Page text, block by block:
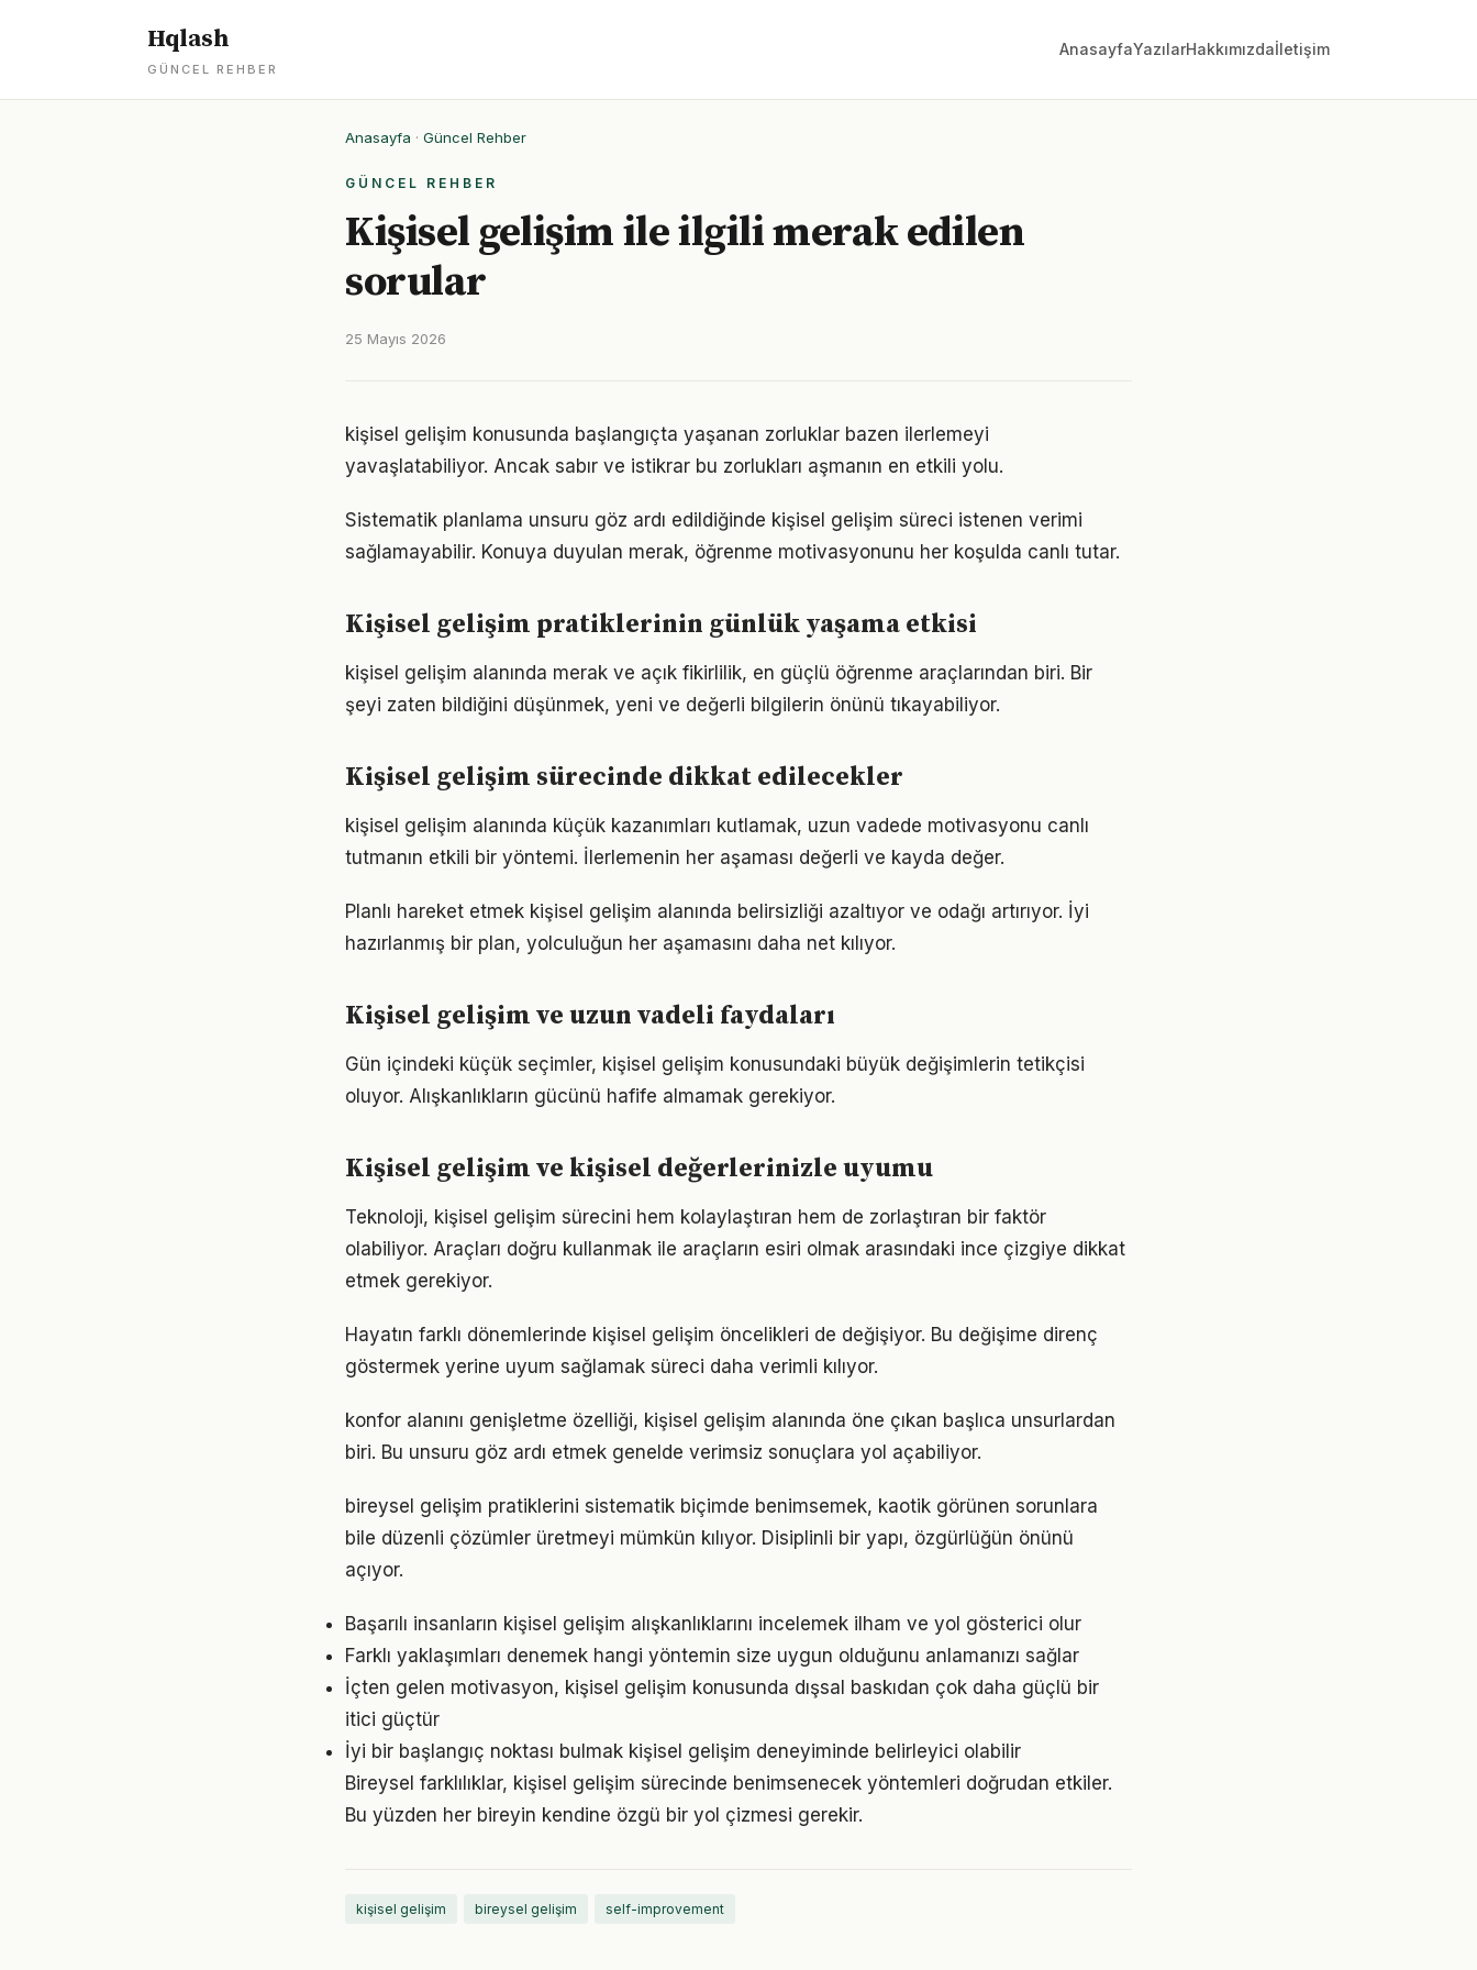
Hqlash
GÜNCEL REHBER
AnasayfaYazılarHakkımızdaİletişim
Anasayfa · Güncel Rehber
GÜNCEL REHBER
Kişisel gelişim ile ilgili merak edilen
sorular
25 Mayıs 2026
kişisel gelişim konusunda başlangıçta yaşanan zorluklar bazen ilerlemeyi
yavaşlatabiliyor. Ancak sabır ve istikrar bu zorlukları aşmanın en etkili yolu.
Sistematik planlama unsuru göz ardı edildiğinde kişisel gelişim süreci istenen verimi
sağlamayabilir. Konuya duyulan merak, öğrenme motivasyonunu her koşulda canlı tutar.
Kişisel gelişim pratiklerinin günlük yaşama etkisi
kişisel gelişim alanında merak ve açık fikirlilik, en güçlü öğrenme araçlarından biri. Bir
şeyi zaten bildiğini düşünmek, yeni ve değerli bilgilerin önünü tıkayabiliyor.
Kişisel gelişim sürecinde dikkat edilecekler
kişisel gelişim alanında küçük kazanımları kutlamak, uzun vadede motivasyonu canlı
tutmanın etkili bir yöntemi. İlerlemenin her aşaması değerli ve kayda değer.
Planlı hareket etmek kişisel gelişim alanında belirsizliği azaltıyor ve odağı artırıyor. İyi
hazırlanmış bir plan, yolculuğun her aşamasını daha net kılıyor.
Kişisel gelişim ve uzun vadeli faydaları
Gün içindeki küçük seçimler, kişisel gelişim konusundaki büyük değişimlerin tetikçisi
oluyor. Alışkanlıkların gücünü hafife almamak gerekiyor.
Kişisel gelişim ve kişisel değerlerinizle uyumu
Teknoloji, kişisel gelişim sürecini hem kolaylaştıran hem de zorlaştıran bir faktör
olabiliyor. Araçları doğru kullanmak ile araçların esiri olmak arasındaki ince çizgiye dikkat
etmek gerekiyor.
Hayatın farklı dönemlerinde kişisel gelişim öncelikleri de değişiyor. Bu değişime direnç
göstermek yerine uyum sağlamak süreci daha verimli kılıyor.
konfor alanını genişletme özelliği, kişisel gelişim alanında öne çıkan başlıca unsurlardan
biri. Bu unsuru göz ardı etmek genelde verimsiz sonuçlara yol açabiliyor.
bireysel gelişim pratiklerini sistematik biçimde benimsemek, kaotik görünen sorunlara
bile düzenli çözümler üretmeyi mümkün kılıyor. Disiplinli bir yapı, özgürlüğün önünü
açıyor.
Başarılı insanların kişisel gelişim alışkanlıklarını incelemek ilham ve yol gösterici olur
Farklı yaklaşımları denemek hangi yöntemin size uygun olduğunu anlamanızı sağlar
İçten gelen motivasyon, kişisel gelişim konusunda dışsal baskıdan çok daha güçlü bir
itici güçtür
İyi bir başlangıç noktası bulmak kişisel gelişim deneyiminde belirleyici olabilir
Bireysel farklılıklar, kişisel gelişim sürecinde benimsenecek yöntemleri doğrudan etkiler.
Bu yüzden her bireyin kendine özgü bir yol çizmesi gerekir.
kişisel gelişim bireysel gelişim self-improvement